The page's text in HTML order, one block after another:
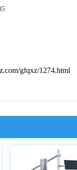
gfqxz/1274.html